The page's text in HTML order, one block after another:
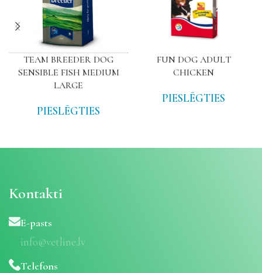
TEAM BREEDER DOG
SENSIBLE FISH MEDIUM
LARGE
PIESLĒGTIES
FUN DOG ADULT
CHICKEN
PIESLĒGTIES
Kontakti
E-pasts
info@vetline.lv
Telefons